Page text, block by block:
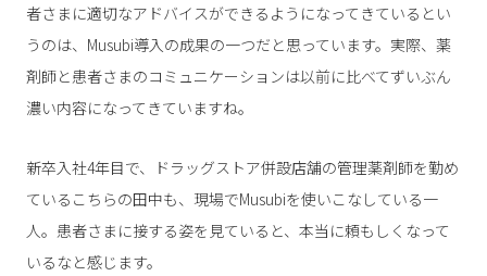
者さまに適切なアドバイスができるようになってきているとい
うのは、Musubi導入の成果の一つだと思っています。実際、薬
剤師と患者さまのコミュニケーションは以前に比べてずいぶん
濃い内容になってきていますね。
新卒入社4年目で、ドラッグストア併設店舗の管理薬剤師を勤め
ているこちらの田中も、現場でMusubiを使いこなしている一
人。患者さまに接する姿を見ていると、本当に頼もしくなって
いるなと感じます。